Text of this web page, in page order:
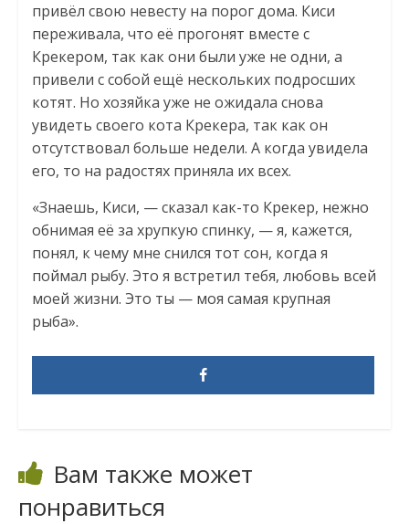
привёл свою невесту на порог дома. Киси
переживала, что её прогонят вместе с
Крекером, так как они были уже не одни, а
привели с собой ещё нескольких подросших
котят. Но хозяйка уже не ожидала снова
увидеть своего кота Крекера, так как он
отсутствовал больше недели. А когда увидела
его, то на радостях приняла их всех.
«Знаешь, Киси, — сказал как-то Крекер, нежно
обнимая её за хрупкую спинку, — я, кажется,
понял, к чему мне снился тот сон, когда я
поймал рыбу. Это я встретил тебя, любовь всей
моей жизни. Это ты — моя самая крупная
рыба».
Вам также может
понравиться